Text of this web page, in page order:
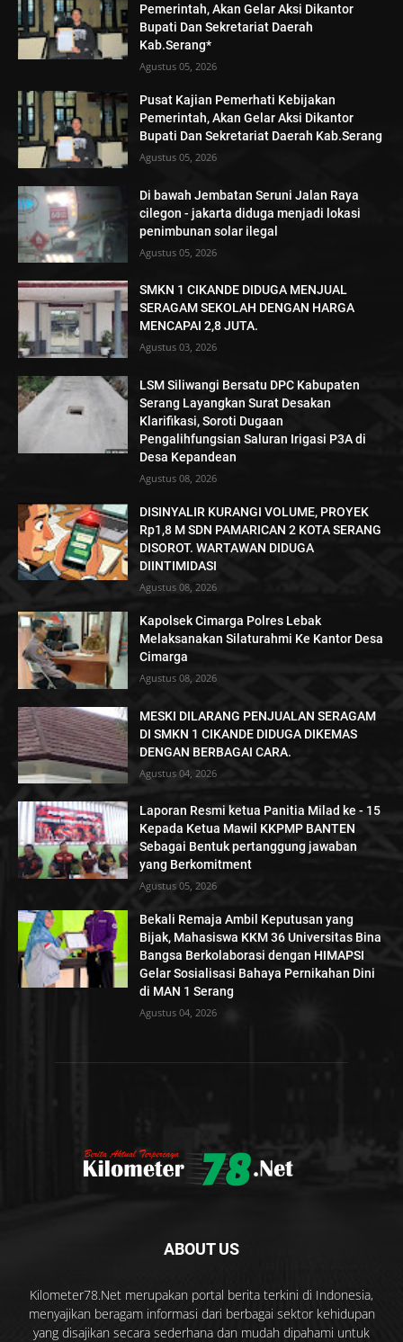
Pemerintah, Akan Gelar Aksi Dikantor
Bupati Dan Sekretariat Daerah
Kab.Serang*
Agustus 05, 2026
Pusat Kajian Pemerhati Kebijakan
Pemerintah, Akan Gelar Aksi Dikantor
Bupati Dan Sekretariat Daerah Kab.Serang
Agustus 05, 2026
Di bawah Jembatan Seruni Jalan Raya
cilegon - jakarta diduga menjadi lokasi
penimbunan solar ilegal
Agustus 05, 2026
SMKN 1 CIKANDE DIDUGA MENJUAL
SERAGAM SEKOLAH DENGAN HARGA
MENCAPAI 2,8 JUTA.
Agustus 03, 2026
LSM Siliwangi Bersatu DPC Kabupaten
Serang Layangkan Surat Desakan
Klarifikasi, Soroti Dugaan
Pengalihfungsian Saluran Irigasi P3A di
Desa Kepandean
Agustus 08, 2026
DISINYALIR KURANGI VOLUME, PROYEK
Rp1,8 M SDN PAMARICAN 2 KOTA SERANG
DISOROT. WARTAWAN DIDUGA
DIINTIMIDASI
Agustus 08, 2026
Kapolsek Cimarga Polres Lebak
Melaksanakan Silaturahmi Ke Kantor Desa
Cimarga
Agustus 08, 2026
MESKI DILARANG PENJUALAN SERAGAM
DI SMKN 1 CIKANDE DIDUGA DIKEMAS
DENGAN BERBAGAI CARA.
Agustus 04, 2026
Laporan Resmi ketua Panitia Milad ke - 15
Kepada Ketua Mawil KKPMP BANTEN
Sebagai Bentuk pertanggung jawaban
yang Berkomitment
Agustus 05, 2026
Bekali Remaja Ambil Keputusan yang
Bijak, Mahasiswa KKM 36 Universitas Bina
Bangsa Berkolaborasi dengan HIMAPSI
Gelar Sosialisasi Bahaya Pernikahan Dini
di MAN 1 Serang
Agustus 04, 2026
ABOUT US
Kilometer78.Net merupakan portal berita terkini di Indonesia,
menyajikan beragam informasi dari berbagai sektor kehidupan
yang disajikan secara sederhana dan mudah dipahami untuk